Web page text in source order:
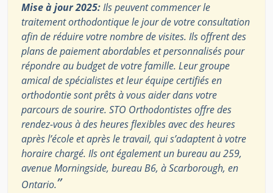
Mise à jour 2025:Ils peuvent commencer le
traitement orthodontique le jour de votre consultation
afin de réduire votre nombre de visites. Ils offrent des
plans de paiement abordables et personnalisés pour
répondre au budget de votre famille. Leur groupe
amical de spécialistes et leur équipe certifiés en
orthodontie sont prêts à vous aider dans votre
parcours de sourire. STO Orthodontistes offre des
rendez-vous à des heures flexibles avec des heures
après l’école et après le travail, qui s’adaptent à votre
horaire chargé. Ils ont également un bureau au 259,
avenue Morningside, bureau B6, à Scarborough, en
Ontario.”